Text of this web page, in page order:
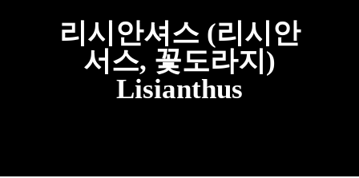
리시안셔스 (리시안
서스, 꽃도라지)
Lisianthus